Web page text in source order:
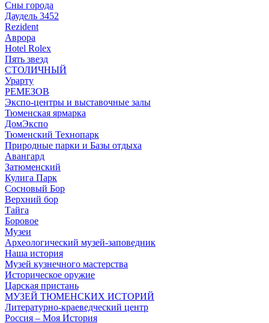
Сны города
Даудель 3452
Rezident
Аврора
Hotel Rolex
Пять звезд
СТОЛИЧНЫЙ
Урарту
РЕМЕЗОВ
Экспо-центры и выставочные залы
Тюменская ярмарка
ДомЭкспо
Тюменский Технопарк
Природные парки и Базы отдыха
Авангард
Затюменский
Кулига Парк
Сосновый Бор
Верхний бор
Тайга
Боровое
Музеи
Археологический музей-заповедник
Наша история
Музей кузнечного мастерства
Историческое оружие
Царская пристань
МУЗЕЙ ТЮМЕНСКИХ ИСТОРИЙ
Литературно-краеведческий центр
Россия – Моя История